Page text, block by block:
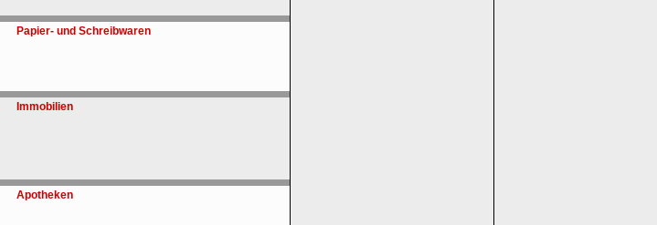
Papier- und Schreibwaren
Immobilien
Apotheken